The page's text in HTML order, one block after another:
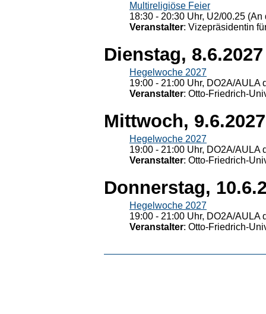
Multireligiöse Feier
18:30 - 20:30 Uhr, U2/00.25
Veranstalter: Vizepräsidentin
Dienstag, 8.6.2027
Hegelwoche 2027
19:00 - 21:00 Uhr, DO2A/
Veranstalter: Otto-Friedrich-
Mittwoch, 9.6.2027
Hegelwoche 2027
19:00 - 21:00 Uhr, DO2A/
Veranstalter: Otto-Friedrich-
Donnerstag,
Hegelwoche 2027
19:00 - 21:00 Uhr, DO2A/
Veranstalter: Otto-Friedrich-